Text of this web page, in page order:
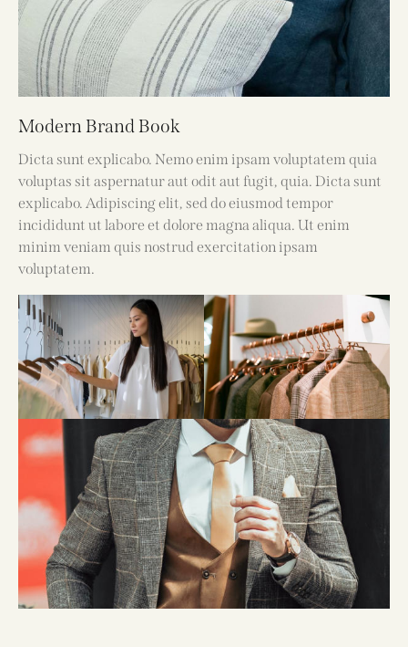
Modern Brand Book
Dicta sunt explicabo. Nemo enim ipsam voluptatem quia
voluptas sit aspernatur aut odit aut fugit, quia. Dicta sunt
explicabo. Adipiscing elit, sed do eiusmod tempor
incididunt ut labore et dolore magna aliqua. Ut enim
minim veniam quis nostrud exercitation ipsam
voluptatem.